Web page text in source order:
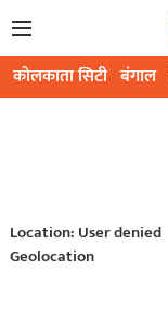
कोलकाता सिटी बंगाल
Location: User denied
Geolocation